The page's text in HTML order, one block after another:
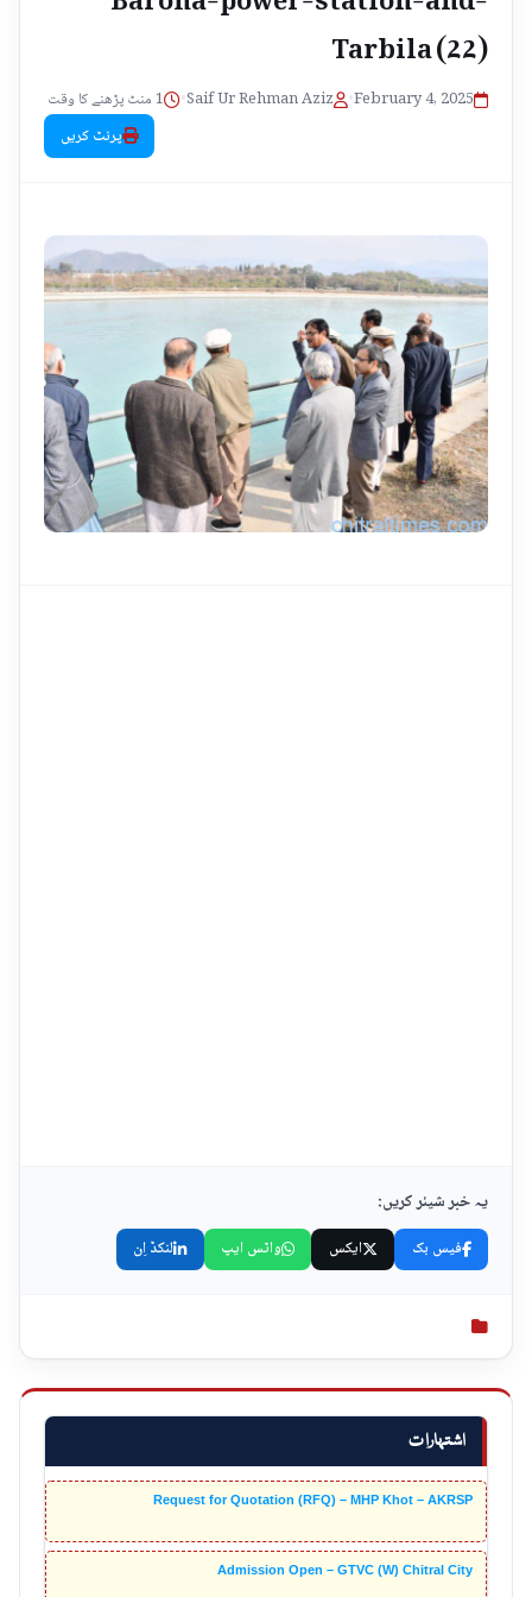
اشتہارات
Request for Quotation (RFQ) – MHP Khot – AKRSP
Admission Open – GTVC (W) Chitral City
Tarbila (22)
February 4, 2025
•
Saif Ur Rehman Aziz
•
1 منٹ پڑھنے کا وقت
پرنٹ کریں
یہ خبر شیئر کریں:
فیس بک ایکس واٹس ایپ لنکڈ اِن